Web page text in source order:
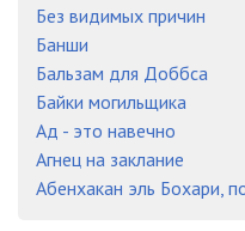
Без видимых причин
Банши
Бальзам для Доббса
Байки могильщика
Ад - это навечно
Агнец на заклание
Абенхакан эль Бохари,